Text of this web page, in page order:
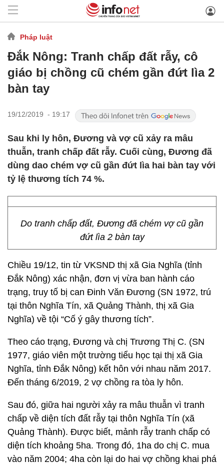
Pháp luật
Đắk Nông: Tranh chấp đất rẫy, cô
giáo bị chồng cũ chém gần đứt lìa 2
bàn tay
19/12/2019 - 19:17
Sau khi ly hôn, Đương và vợ cũ xảy ra mâu
thuẫn, tranh chấp đất rẫy. Cuối cùng, Đương đã
dùng dao chém vợ cũ gần đứt lìa hai bàn tay với
tỷ lệ thương tích 74 %.
Do tranh chấp đất, Đương đã chém vợ cũ gần
đứt lìa 2 bàn tay
Chiều 19/12, tin từ VKSND thị xã Gia Nghĩa (tỉnh
Đắk Nông) xác nhận, đơn vị vừa ban hành cáo
trạng, truy tố bị can Đinh Văn Đương (SN 1972, trú
tại thôn Nghĩa Tín, xã Quảng Thành, thị xã Gia
Nghĩa) về tội “Cố ý gây thương tích”.
Theo cáo trạng, Đương và chị Trương Thị C. (SN
1977, giáo viên một trường tiểu học tại thị xã Gia
Nghĩa, tỉnh Đắk Nông) kết hôn với nhau năm 2017.
Đến tháng 6/2019, 2 vợ chồng ra tòa ly hôn.
Sau đó, giữa hai người xảy ra mâu thuẫn vì tranh
chấp về diện tích đất rẫy tại thôn Nghĩa Tín (xã
Quảng Thành). Được biết, mảnh rẫy tranh chấp có
diện tích khoảng 5ha. Trong đó, 1ha do chị C. mua
vào năm 2004; 4ha còn lại do hai vợ chồng khai phá